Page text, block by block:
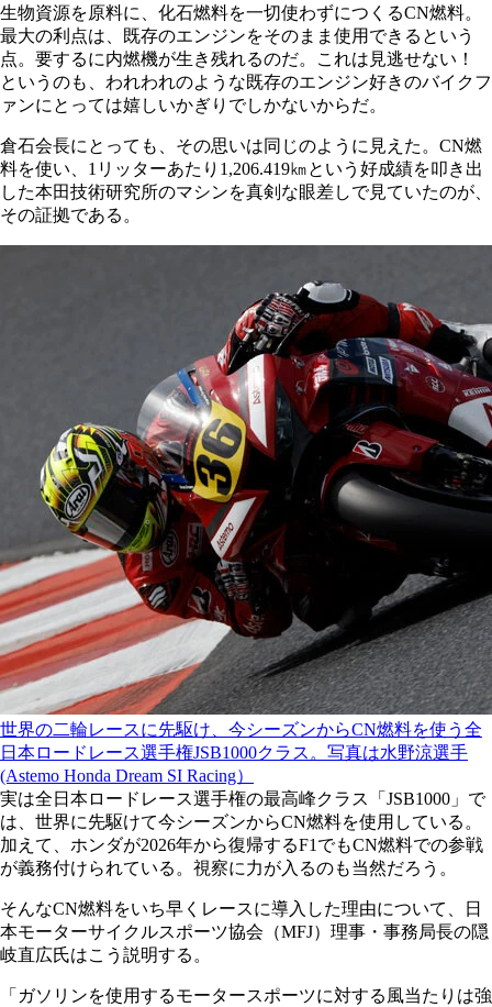
生物資源を原料に、化石燃料を一切使わずにつくるCN燃料。
最大の利点は、既存のエンジンをそのまま使用できるという
点。要するに内燃機が生き残れるのだ。これは見逃せない！
というのも、われわれのような既存のエンジン好きのバイクフ
ァンにとっては嬉しいかぎりでしかないからだ。
倉石会長にとっても、その思いは同じのように見えた。CN燃
料を使い、1リッターあたり1,206.419㎞という好成績を叩き出
した本田技術研究所のマシンを真剣な眼差しで見ていたのが、
その証拠である。
世界の二輪レースに先駆け、今シーズンからCN燃料を使う全
日本ロードレース選手権JSB1000クラス。写真は水野涼選手
(Astemo Honda Dream SI Racing）
実は全日本ロードレース選手権の最高峰クラス「JSB1000」で
は、世界に先駆けて今シーズンからCN燃料を使用している。
加えて、ホンダが2026年から復帰するF1でもCN燃料での参戦
が義務付けられている。視察に力が入るのも当然だろう。
そんなCN燃料をいち早くレースに導入した理由について、日
本モーターサイクルスポーツ協会（MFJ）理事・事務局長の隠
岐直広氏はこう説明する。
「ガソリンを使用するモータースポーツに対する風当たりは強